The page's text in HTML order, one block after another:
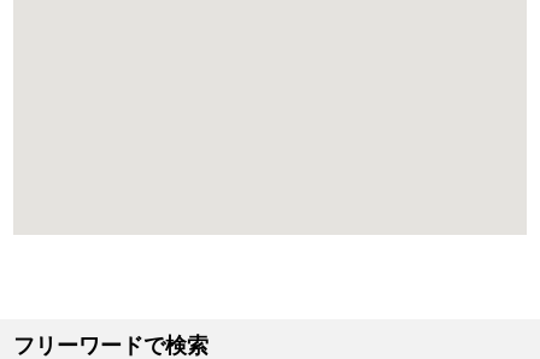
フリーワードで検索